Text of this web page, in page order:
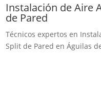
Instalación de Aire
de Pared
Técnicos expertos en
Split de Pared en Águilas